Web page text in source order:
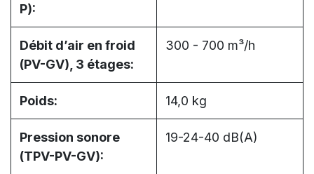
P):
Débit d’air en froid
(PV-GV), 3 étages:
300 - 700 m³/h
Poids: 14,0 kg
Pression sonore
(TPV-PV-GV):
19-24-40 dB(A)